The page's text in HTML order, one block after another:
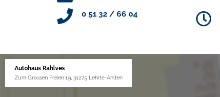
0 51 32 / 66 04
Autohaus Rahlves
Zum Grossen Freien 19, 31275 Lehrte-Ahlten